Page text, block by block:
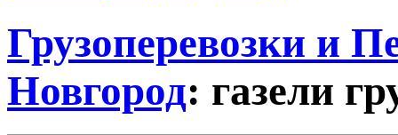
Грузоперевозки и
Новгород: газели